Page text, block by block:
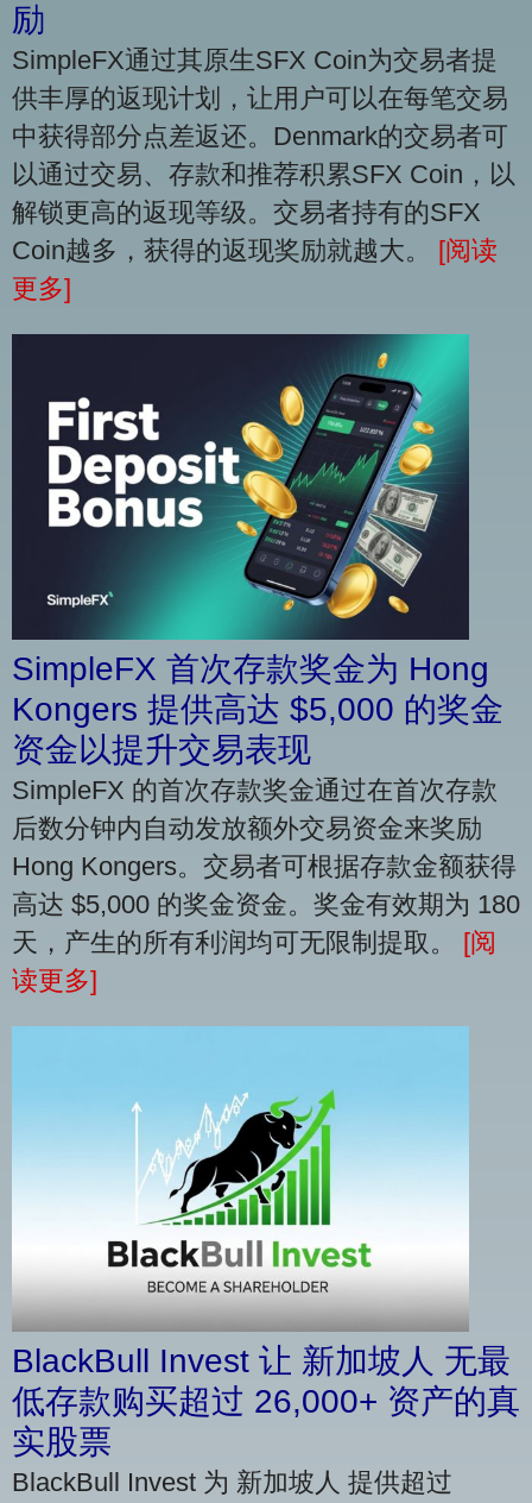
励
SimpleFX通过其原生SFX Coin为交易者提
供丰厚的返现计划，让用户可以在每笔交易
中获得部分点差返还。Denmark的交易者可
以通过交易、存款和推荐积累SFX Coin，以
解锁更高的返现等级。交易者持有的SFX
Coin越多，获得的返现奖励就越大。 [阅读
更多]
SimpleFX 首次存款奖金为 Hong
Kongers 提供高达 $5,000 的奖金
资金以提升交易表现
SimpleFX 的首次存款奖金通过在首次存款
后数分钟内自动发放额外交易资金来奖励
Hong Kongers。交易者可根据存款金额获得
高达 $5,000 的奖金资金。奖金有效期为 180
天，产生的所有利润均可无限制提取。 [阅
读更多]
BlackBull Invest 让 新加坡人 无最
低存款购买超过 26,000+ 资产的真
实股票
BlackBull Invest 为 新加坡人 提供超过